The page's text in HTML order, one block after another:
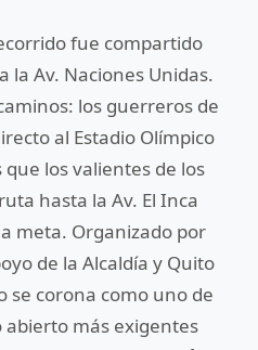
fue compartido
la Av. Naciones Unidas.
los guerreros de
al Estadio Olímpico
los valientes de los
hasta la Av. El Inca
meta. Organizado por
de la Alcaldía y Quito
se corona como uno de
abierto más exigentes